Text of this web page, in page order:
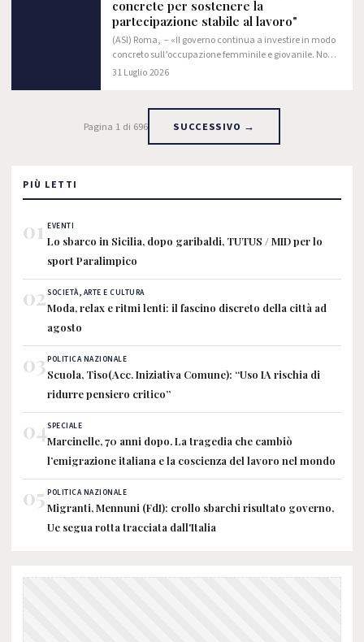
concrete per sostenere la
partecipazione stabile al lavoro"
(ASI) Roma, – «Il governo continua a investire in modo
concreto sull’occupazione femminile e giovanile. Non
con slogan, ma con misure che incidono direttamente
31 Luglio 2026
Pagina 1 di 696 SUCCESSIVO →
PIÙ LETTI
01 EVENTI
Lo sbarco in Sicilia, dopo garibaldi, TUTUS / MID per lo
sport Paralimpico
02SOCIETÀ, ARTE E CULTURA
Moda, relax e ritmi lenti: il fascino discreto della città ad
agosto
03POLITICA NAZIONALE
Scuola, Tiso(Acc. Iniziativa Comune): “Uso IA rischia di
ridurre pensiero critico”
04SPECIALE
Marcinelle, 70 anni dopo. La tragedia che cambiò
l’emigrazione italiana e la coscienza del lavoro nel mondo
05 POLITICA NAZIONALE
Migranti, Mennuni (FdI): crollo sbarchi risultato governo,
Ue segua rotta tracciata dall'Italia